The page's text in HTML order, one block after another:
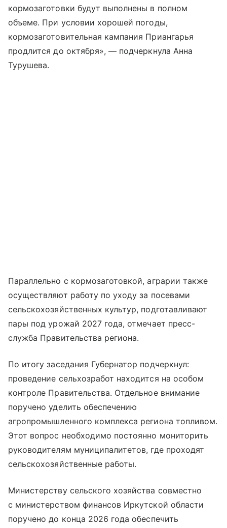
кормозаготовки будут выполнены в полном
объеме. При условии хорошей погоды,
кормозаготовительная кампания Приангарья
продлится до октября», — подчеркнула Анна
Турушева.
Параллельно с кормозаготовкой, аграрии также
осуществляют работу по уходу за посевами
сельскохозяйственных культур, подготавливают
пары под урожай 2027 года, отмечает пресс-
служба Правительства региона.
По итогу заседания Губернатор подчеркнул:
проведение сельхозработ находится на особом
контроле Правительства. Отдельное внимание
поручено уделить обеспечению
агропромышленного комплекса региона топливом.
Этот вопрос необходимо постоянно мониторить
руководителям муниципалитетов, где проходят
сельскохозяйственные работы.
Министерству сельского хозяйства совместно
с министерством финансов Иркутской области
поручено до конца 2026 года обеспечить